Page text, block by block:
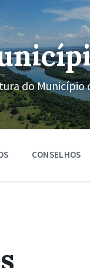
do Município
CONSELHOS